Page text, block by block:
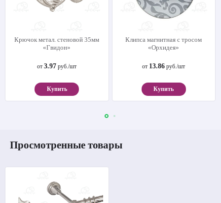
Крючок метал. стеновой 35мм
«Гвидон»
от3.97 руб./шт
Купить
Клипса магнитная с тросом
«Орхидея»
от 13.86 руб./шт
Купить
Просмотренные товары